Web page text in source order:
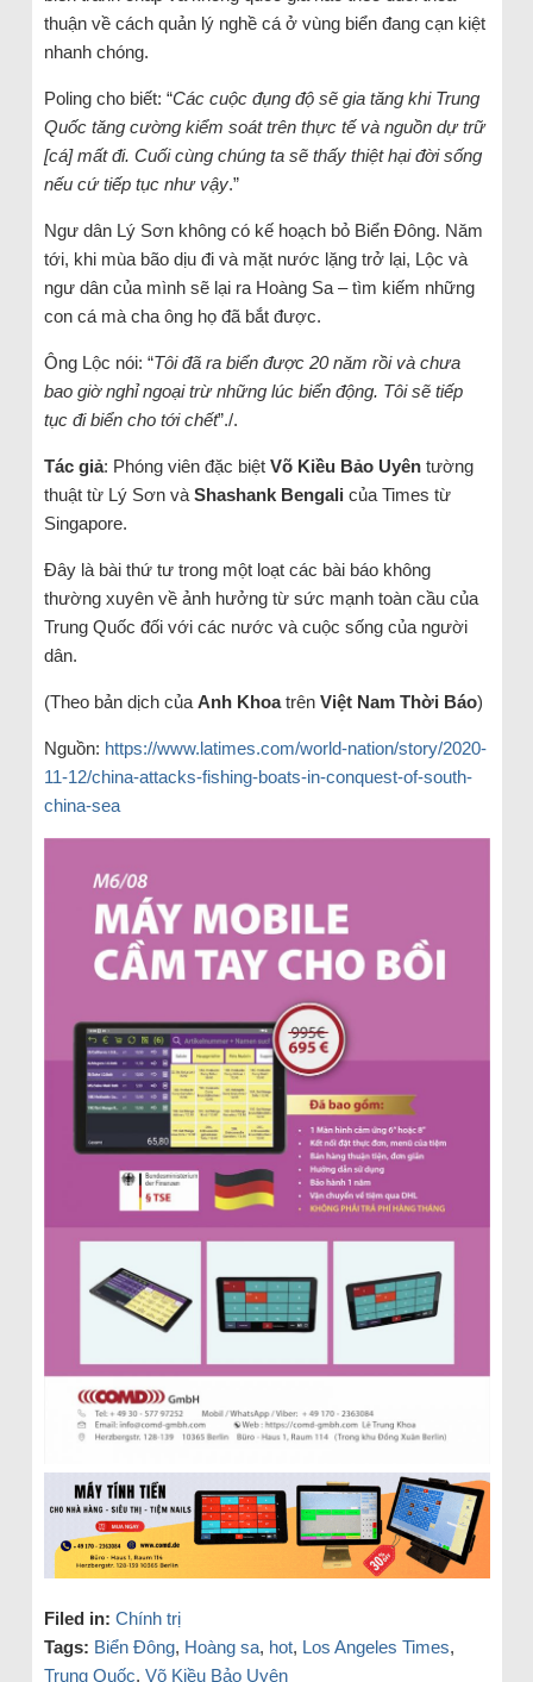
thuận về cách quản lý nghề cá ở vùng biển đang cạn kiệt
nhanh chóng.
Poling cho biết: “Các cuộc đụng độ sẽ gia tăng khi Trung
Quốc tăng cường kiểm soát trên thực tế và nguồn dự trữ
[cá] mất đi. Cuối cùng chúng ta sẽ thấy thiệt hại đời sống
nếu cứ tiếp tục như vậy.”
Ngư dân Lý Sơn không có kế hoạch bỏ Biển Đông. Năm
tới, khi mùa bão dịu đi và mặt nước lặng trở lại, Lộc và
ngư dân của mình sẽ lại ra Hoàng Sa – tìm kiếm những
con cá mà cha ông họ đã bắt được.
Ông Lộc nói: “Tôi đã ra biển được 20 năm rồi và chưa
bao giờ nghỉ ngoại trừ những lúc biển động. Tôi sẽ tiếp
tục đi biển cho tới chết”./.
Tác giả: Phóng viên đặc biệt Võ Kiều Bảo Uyêntường
thuật từ Lý Sơn và Shashank Bengali của Times từ
Singapore.
Đây là bài thứ tư trong một loạt các bài báo không
thường xuyên về ảnh hưởng từ sức mạnh toàn cầu của
Trung Quốc đối với các nước và cuộc sống của người
dân.
(Theo bản dịch của Anh Khoatrên Việt Nam Thời Báo)
Nguồn: https://www.latimes.com/world-nation/story/2020-
11-12/china-attacks-fishing-boats-in-conquest-of-south-
china-sea
Filed in: Chính trị
Tags: Biển Đông, Hoàng sa, hot, Los Angeles Times,
Trung Quốc, Võ Kiều Bảo Uyên